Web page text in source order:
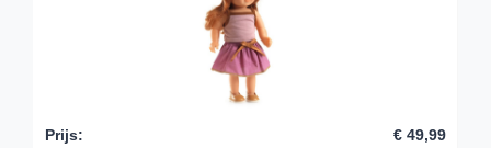
Prijs: € 49,99